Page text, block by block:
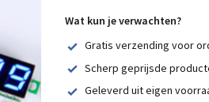
Wat kun je verwachten?
Gratis verzending voor
Scherp geprijsde
Geleverd uit eigen